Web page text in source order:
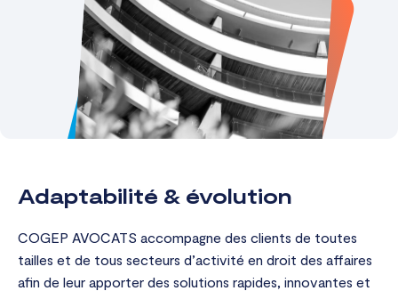
Adaptabilité & évolution
COGEP AVOCATS accompagne des clients de toutes
tailles et de tous secteurs d’activité en droit des affaires
afin de leur apporter des solutions rapides, innovantes et